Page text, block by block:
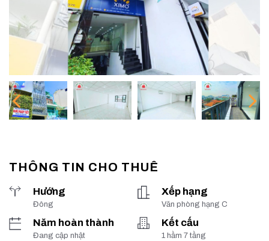
THÔNG TIN CHO THUÊ
Hướng
Đông
Xếp hạng
Văn phòng hạng C
Năm hoàn thành
Đang cập nhật
Kết cấu
1 hầm 7 tầng